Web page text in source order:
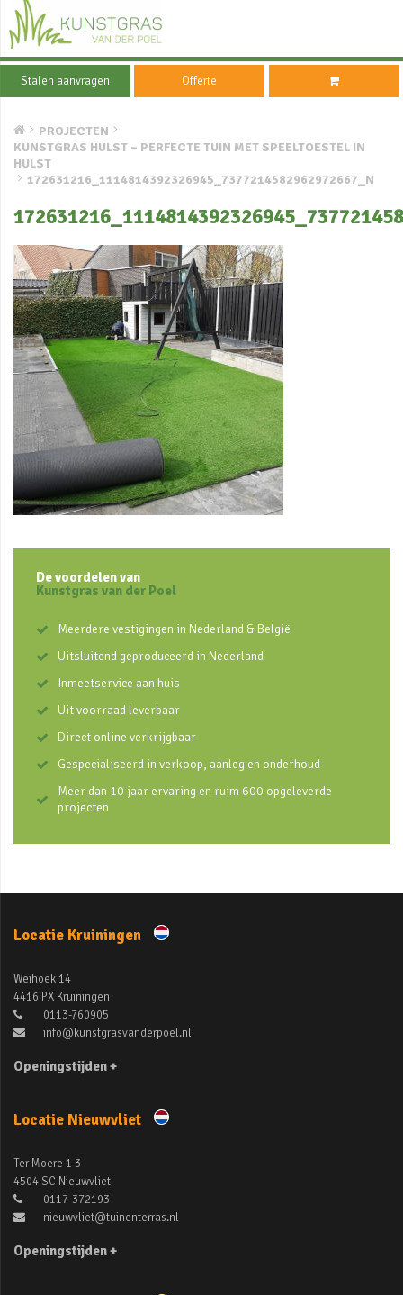
Stalen aanvragen Offerte
PROJECTEN
KUNSTGRAS HULST – PERFECTE TUIN MET SPEELTOESTEL IN
HULST
172631216_1114814392326945_7377214582962972667_N
De voordelen van
Kunstgras van der Poel
Meerdere vestigingen in Nederland & België
Uitsluitend geproduceerd in Nederland
Inmeetservice aan huis
Uit voorraad leverbaar
Direct online verkrijgbaar
Gespecialiseerd in verkoop, aanleg en onderhoud
Meer dan 10 jaar ervaring en ruim 600 opgeleverde
projecten
Locatie Kruiningen
Weihoek 14
4416 PX Kruiningen
0113-760905
info@kunstgrasvanderpoel.nl
Openingstijden +
Locatie Nieuwvliet
Ter Moere 1-3
4504 SC Nieuwvliet
0117-372193
nieuwvliet@tuinenterras.nl
Openingstijden +